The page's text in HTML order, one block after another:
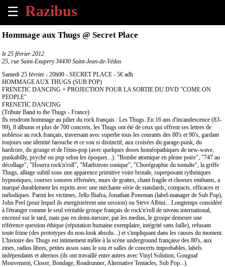
☰
×
Tous
les
évènements
à
venir
Annoncer
un
évènement
Contact
À
propos
Hommage aux Thugs @ Secret Place
le 25 février 2012
25, rue Saint-Exupery 34430 Saint-Jean-de-Védas
Samedi 25 février - 20h00 - SECRET PLACE - 5€ adh
HOMMAGE AUX THUGS (SUB POP)
FRENETIC DANCING + PROJECTION POUR LA SORTIE DU DVD "COME ON
PEOPLE"
FRENETIC DANCING
(Tribute Band to the Thugs - France)
Ils rendront hommage au pilier du rock français : Les Thugs. En 16 ans d'incandescence (83-
99), 8 albums et plus de 700 concerts, les Thugs ont été de ceux qui offrent ses lettres de
noblesse au rock français, traversant avec superbe tous les courants des 80's et 90's, gardant
toujours une identité farouche et ce son si distinctif, aux croisées du garage-punk, du
hardcore, du grunge et de l'émo-pop (avec quelques doses homéopathiques de new-wave,
punkabilly, psyché ou pop selon les époques...). "Bombe atomique en pleine poire", "747 au
décollage", "Hourra rock'n'roll", "Maëlstrom sonique", "Chorégraphie du tumulte", la griffe
Thugs, alliage subtil sous une apparence primitive voire brutale, superposant rythmiques
hypnotiques, courses sonores effrénées, murs de grattes, chant fragile et choeurs entêtants, a
marqué durablement les esprits avec une méchante série de standards, compacts, efficaces et
mélodiques. Parmi les victimes, Jello Biafra, Jonathan Poneman (label-manager de Sub Pop),
John Peel (pour lequel ils enregistrèrent une session) ou Steve Albini... Longtemps considéré
à l'étranger comme le seul véritable groupe français de rock'n'roll de niveau international,
encensé sur le tard, mais pas en demi-mesure, par les medias, le groupe demeure une
référence question éthique (réputation humaine exemplaire, intégrité sans faille), refusant
toute frime (des prototypes du non-look absolu...) et s'impliquant dans les causes du moment.
L'histoire des Thugs est intimement mêlée à la scène underground française des 80's, aux
zines, radios libres, petites assos sans le sou et salles de concerts improbables, labels
indépendants et alternos (ils ont travaillé entre autres avec Vinyl Solution, Gougnaf
Mouvement, Closer, Bondage, Roadrunner, Alternative Tentacles, Sub Pop...).